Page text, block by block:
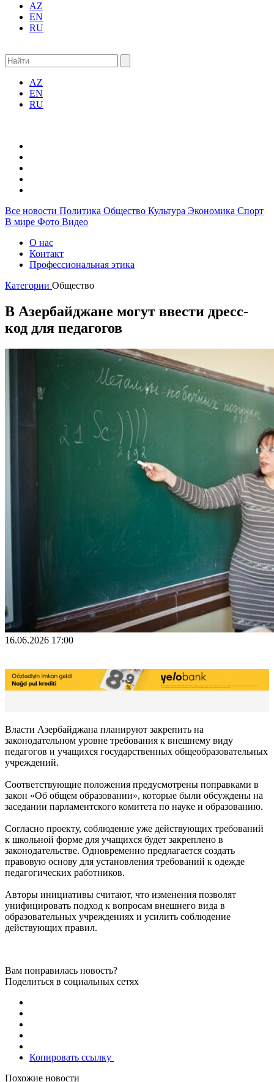
AZ
EN
RU
AZ
EN
RU
Все новости Политика Общество Культура Экономика Спорт
В мире Фото Видео
О нас
Контакт
Профессиональная этика
Категории Общество
В Азербайджане могут ввести дресс-
код для педагогов
16.06.2026 17:00
Власти Азербайджана планируют закрепить на
законодательном уровне требования к внешнему виду
педагогов и учащихся государственных общеобразовательных
учреждений.
Соответствующие положения предусмотрены поправками в
закон «Об общем образовании», которые были обсуждены на
заседании парламентского комитета по науке и образованию.
Согласно проекту, соблюдение уже действующих требований
к школьной форме для учащихся будет закреплено в
законодательстве. Одновременно предлагается создать
правовую основу для установления требований к одежде
педагогических работников.
Авторы инициативы считают, что изменения позволят
унифицировать подход к вопросам внешнего вида в
образовательных учреждениях и усилить соблюдение
действующих правил.
Вам понравилась новость?
Поделиться в социальных сетях
Копировать ссылку
Похожие новости